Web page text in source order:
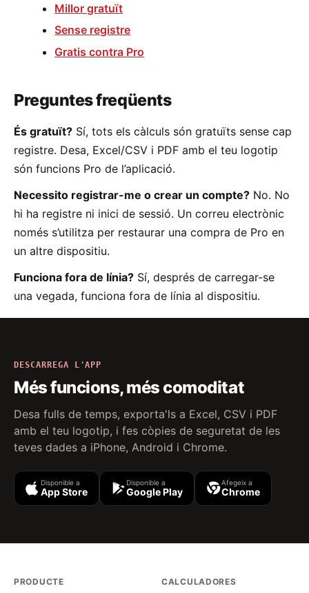
Millor gratuït
Sense registre
Gratis contra Pro
Preguntes freqüents
És gratuït? Sí, tots els càlculs són gratuïts sense cap
registre. Desa, Excel/CSV i PDF amb el teu logotip
són funcions Pro de l’aplicació.
Necessito registrar-me o crear un compte? No. No
hi ha registre ni inici de sessió. Un correu electrònic
només s’utilitza per restaurar una compra de Pro en
un altre dispositiu.
Funciona fora de línia? Sí, després de carregar-se
una vegada, funciona fora de línia al dispositiu.
DESCARREGA L'APP
Més funcions, més comoditat
Desa fulls de temps, exporta'ls a Excel, CSV i PDF
amb el teu logotip, i fes còpies de seguretat de les
teves dades a iPhone, Android i Chrome.
Disponible a
App Store
Disponible a
Google Play
Afegeix a
Chrome
PRODUCTE CALCULADORES